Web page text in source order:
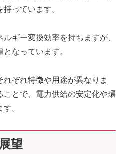
っています。
ギー変換効率を持ちますが、
なっています。
ぞれ特徴や用途が異なりま
とで、電力供給の安定化や環
。
望